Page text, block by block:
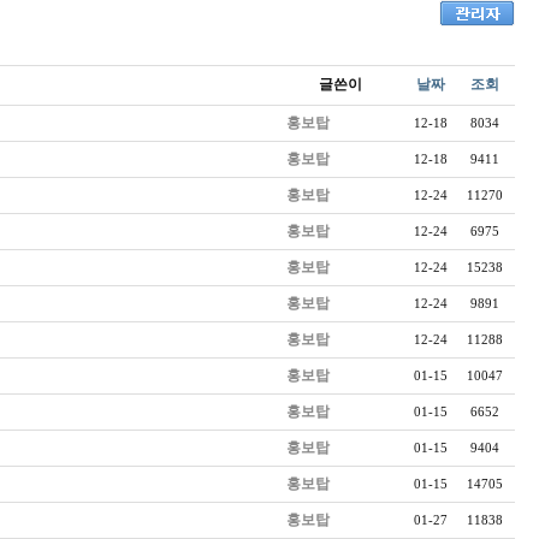
글쓴이 날짜 조회
홍보탑 12-18 8034
홍보탑 12-18 9411
홍보탑 12-24 11270
홍보탑 12-24 6975
홍보탑 12-24 15238
홍보탑 12-24 9891
홍보탑 12-24 11288
홍보탑 01-15 10047
홍보탑 01-15 6652
홍보탑 01-15 9404
홍보탑 01-15 14705
홍보탑 01-27 11838